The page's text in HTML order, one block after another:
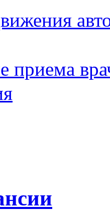
приема